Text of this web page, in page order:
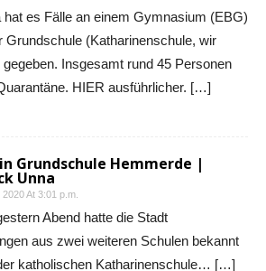
es Fälle an einem Gymnasium (EBG)
Grundschule (Katharinenschule, wir
gegeben. Insgesamt rund 45 Personen
HIER ausführlicher. […]
Grundschule Hemmerde |
Unna
At 3:01 p.m.
Abend hatte die Stadt
aus zwei weiteren Schulen bekannt
katholischen Katharinenschule… […]